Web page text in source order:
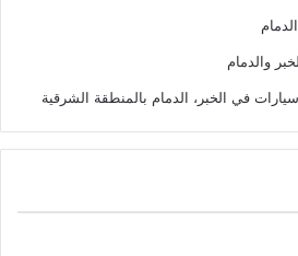
والدمام
في الخبر، الدمام بالمنطقة الشرقية